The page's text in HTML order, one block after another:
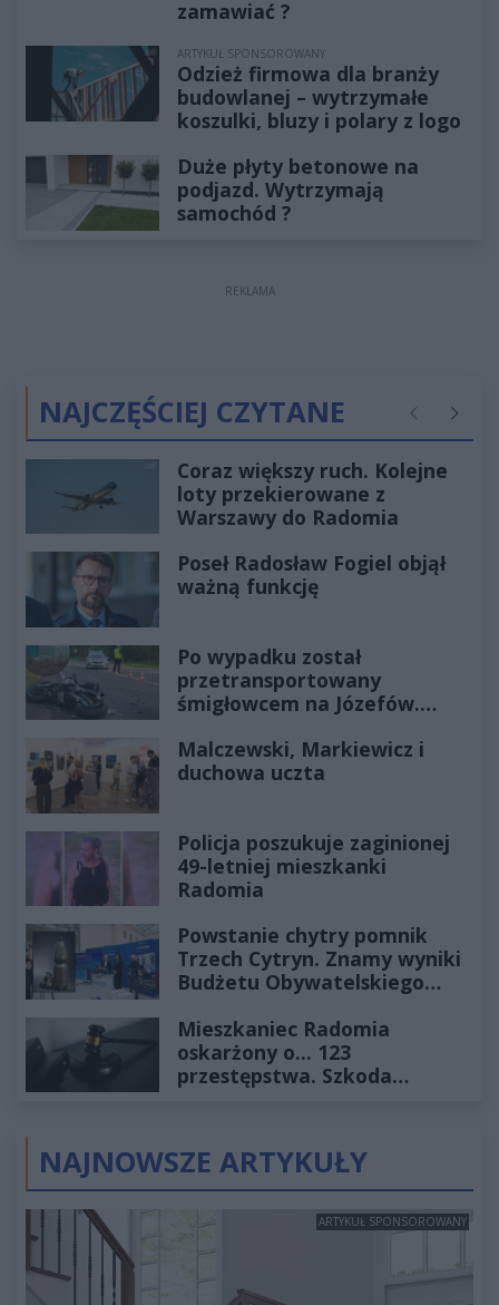
zamawiać ?
ARTYKUŁ SPONSOROWANY
Odzież firmowa dla branży
budowlanej – wytrzymałe
koszulki, bluzy i polary z logo
Duże płyty betonowe na
podjazd. Wytrzymają
samochód ?
REKLAMA
NAJCZĘŚCIEJ CZYTANE Poprzednie
Coraz większy ruch. Kolejne
loty przekierowane z
Warszawy do Radomia
Poseł Radosław Fogiel objął
ważną funkcję
Po wypadku został
przetransportowany
śmigłowcem na Józefów.
Malczewski, Markiewicz i
duchowa uczta
Policja poszukuje zaginionej
49-letniej mieszkanki
Radomia
Powstanie chytry pomnik
Trzech Cytryn. Znamy wyniki
Budżetu Obywatelskiego
Mieszkaniec Radomia
oskarżony o... 123
przestępstwa. Szkoda
NAJNOWSZE ARTYKUŁY
ARTYKUŁ SPONSOROWANY